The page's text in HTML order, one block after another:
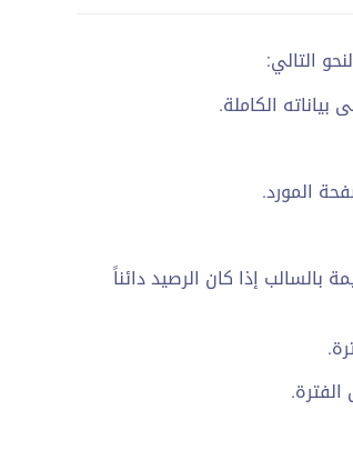
التالي:
الكاملة.
المورد.
بالسالب إذا كان الرصيد دائناً